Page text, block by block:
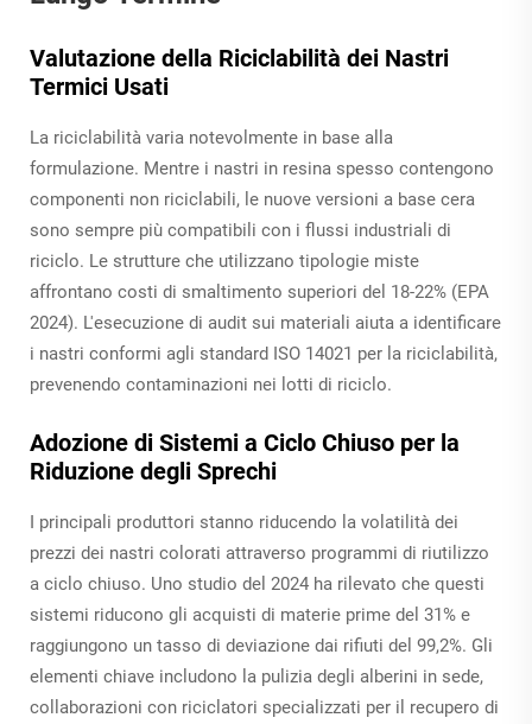
Valutazione della Riciclabilità dei Nastri
Termici Usati
La riciclabilità varia notevolmente in base alla
formulazione. Mentre i nastri in resina spesso contengono
componenti non riciclabili, le nuove versioni a base cera
sono sempre più compatibili con i flussi industriali di
riciclo. Le strutture che utilizzano tipologie miste
affrontano costi di smaltimento superiori del 18-22% (EPA
2024). L'esecuzione di audit sui materiali aiuta a identificare
i nastri conformi agli standard ISO 14021 per la riciclabilità,
prevenendo contaminazioni nei lotti di riciclo.
Adozione di Sistemi a Ciclo Chiuso per la
Riduzione degli Sprechi
I principali produttori stanno riducendo la volatilità dei
prezzi dei nastri colorati attraverso programmi di riutilizzo
a ciclo chiuso. Uno studio del 2024 ha rilevato che questi
sistemi riducono gli acquisti di materie prime del 31% e
raggiungono un tasso di deviazione dai rifiuti del 99,2%. Gli
elementi chiave includono la pulizia degli alberini in sede,
collaborazioni con riciclatori specializzati per il recupero di